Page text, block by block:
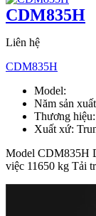
CDM835H
Liên hệ
CDM835H
Model:
Năm sản
Thương hiệu:
Xuất xứ:
Model CDM835H
việc 11650 kg Tải